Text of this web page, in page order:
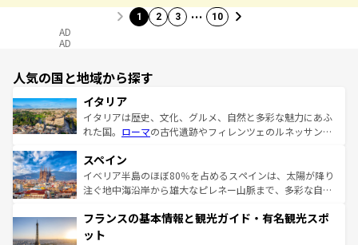
1 2 3 … 10
AD
AD
人気の国と地域から探す
イタリア
イタリアは歴史、文化、グルメ、自然と多彩な魅力にあふ
れた国。 ローマの古代遺跡やフィレンツェのルネッサンス
ろん、トスカーナの美しい田園風景やアマルフィ海岸の絶
景など、自然景観も見逃せない。観光の合間には、本場の
ピザやパスタなど、絶品のイタリア料理を堪能することも
ませてくれるイタリアで、忘れられない旅をしてみよう！
なお、新着のイタリア情報は
スペイン
イベリア半島のほぼ80％を占めるスペインは、太陽が降り
注ぐ地中海沿岸から雄大なピレネー山脈まで、多彩な自然
文化が根付くこの国では、情熱的なフラメンコ、熱気あふ
れる闘牛、そして美味しいタパスが生活の一部となってい
フランスの基本情報と観光ガイド・有名観光スポ
ット